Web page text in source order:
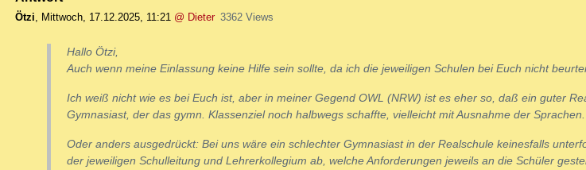
Ötzi, Mittwoch, 17.12.2025, 11:21 @ Dieter 3362 Views
Hallo Ötzi,
Auch wenn meine Einlassung keine Hilfe sein sollte, da ich die jeweiligen Schulen bei Euch nicht
Ich weiß nicht wie es bei Euch ist, aber in meiner Gegend OWL (NRW) ist es eher so, daß ein guter
Gymnasiast, der das gymn. Klassenziel noch halbwegs schaffte, vielleicht mit Ausnahme der Sprachen.
Oder anders ausgedrückt: Bei uns wäre ein schlechter Gymnasiast in der Realschule keinesfalls
der jeweiligen Schulleitung und Lehrerkollegium ab, welche Anforderungen jeweils an die Schüler